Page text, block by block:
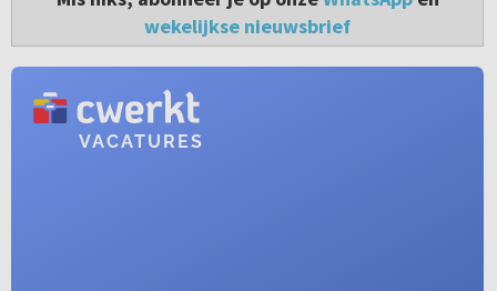
wekelijkse nieuwsbrief